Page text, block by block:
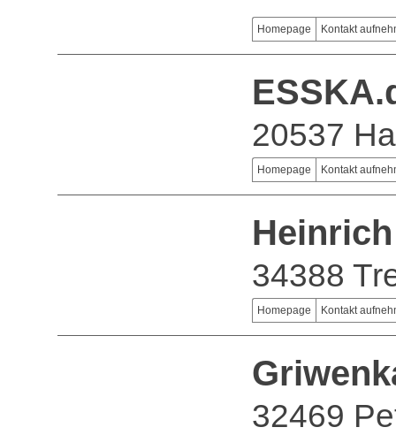
Homepage Kontakt
20537
Homepage Kontakt
34388
Homepage Kontakt
32469